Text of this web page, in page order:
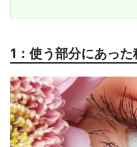
1：使う部分にあっ